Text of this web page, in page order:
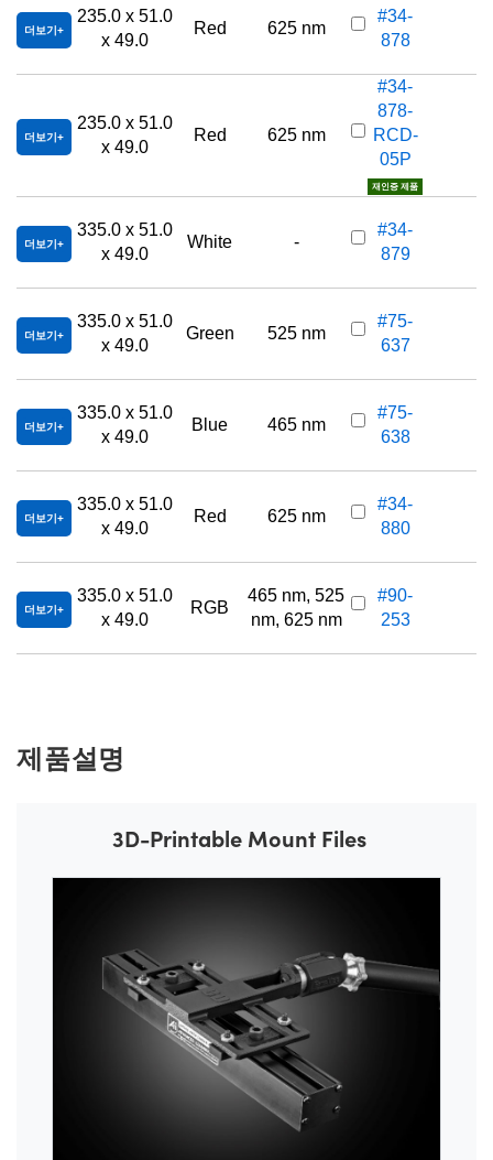
더보기
235.0 x 51.0
x 49.0
Red 625 nm
#34-
878
더보기
235.0 x 51.0
x 49.0
Red 625 nm
#34-
878-
RCD-
05P
재인증 제품
더보기
335.0 x 51.0
x 49.0
White -
#34-
879
더보기
335.0 x 51.0
x 49.0
Green 525 nm
#75-
637
더보기
335.0 x 51.0
x 49.0
Blue 465 nm
#75-
638
더보기
335.0 x 51.0
x 49.0
Red 625 nm
#34-
880
더보기
335.0 x 51.0
x 49.0
RGB
465 nm, 525
nm, 625 nm
#90-
253
제품설명
3D-Printable Mount Files